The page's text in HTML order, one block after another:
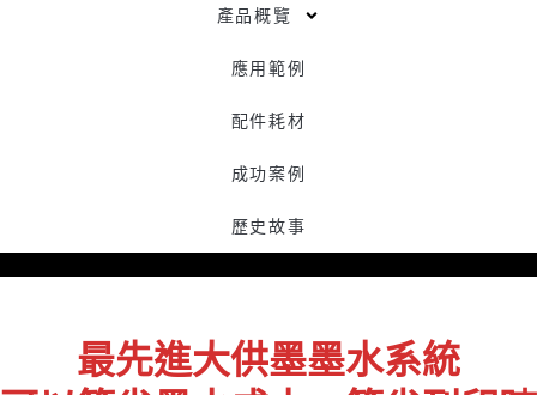
產品概覽
應用範例
配件耗材
成功案例
歷史故事
專為大批量產而發展，
無論您發展多快。
降低生產成本
最先進大供墨墨水系統